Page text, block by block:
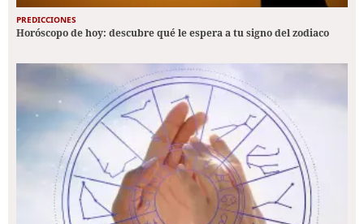
PREDICCIONES
Horóscopo de hoy: descubre qué le espera a tu signo del zodiaco